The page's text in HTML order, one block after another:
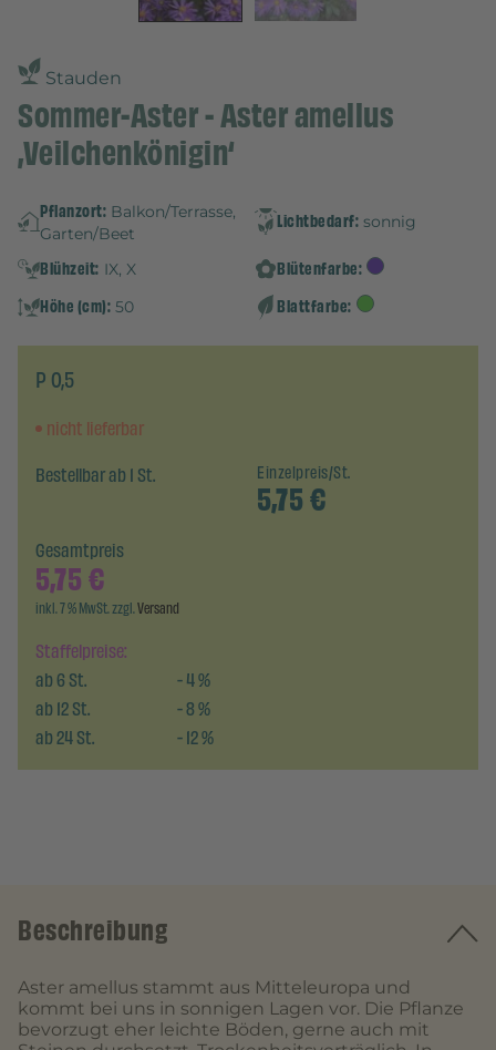
Stauden
Sommer-Aster - Aster amellus
‚Veilchenkönigin‘
Pflanzort: Balkon/Terrasse,
Garten/Beet
Lichtbedarf: sonnig
Blühzeit: IX, X
Blütenfarbe:
Höhe (cm): 50 Blattfarbe:
P 0,5
nicht lieferbar
Bestellbar ab 1 St.
Einzelpreis/St.
5,75€
Staffelpreise:
ab6St. -4%
ab12St. -8%
ab24St. -12%
Gesamtpreis
5,75€
inkl. 7 % MwSt. zzgl.Versand
Beschreibung
Aster amellus stammt aus Mitteleuropa und
kommt bei uns in sonnigen Lagen vor. Die Pflanze
bevorzugt eher leichte Böden, gerne auch mit